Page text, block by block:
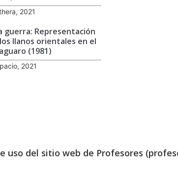
2021
guerra: Representación
llanos orientales en el
(1981)
2021
del sitio web de Profesores